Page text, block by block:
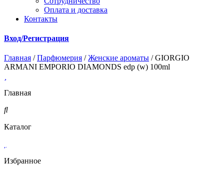
Оплата и доставка
Контакты
Вход/Регистрация
Главная /Парфюмерия /Женские ароматы / GIORGIO
ARMANI EMPORIO DIAMONDS edp (w) 100ml
Главная
Каталог
Избранное